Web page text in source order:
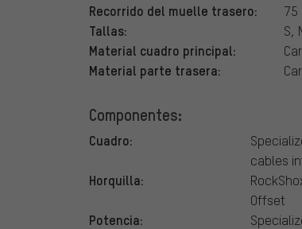
Recorrido del muelle trasero: 75
Tallas: S,
Material cuadro principal:
Material parte trasera:
Componentes:
Cuadro:
cables
Horquilla:
Offset
Potencia: